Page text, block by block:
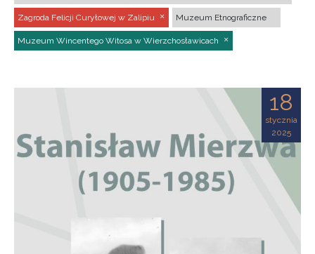
Zagroda Felicji Curyłowej w Zalipiu Muzeum Etnograficzne
Muzeum Wincentego Witosa w Wierzchosławicach
18
stycznia
2025